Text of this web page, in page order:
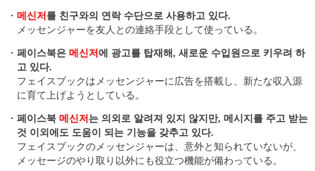
・ 메신저 를 친구와의 연락 수단으로 사용하고 있다.
メッセンジャーを友人との連絡手段として使っている。
・ 페이스북은 메신저 에 광고를 탑재해, 새로운 수입원으로 키우려 하
고 있다.
フェイスブックはメッセンジャーに広告を搭載し、新たな収入源
に育て上げようとしている。
・ 페이스북 메신저 는 의외로 알려져 있지 않지만, 메시지를 주고 받는
것 이외에도 도움이 되는 기능을 갖추고 있다.
フェイスブックのメッセンジャーは、意外と知られていないが、
メッセージのやり取り以外にも役立つ機能が備わっている。